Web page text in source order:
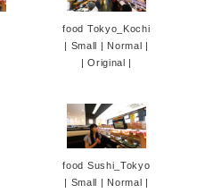
food Tokyo_Kochi
| Small | Normal |
|Original |
food Sushi_Tokyo
| Small | Normal |